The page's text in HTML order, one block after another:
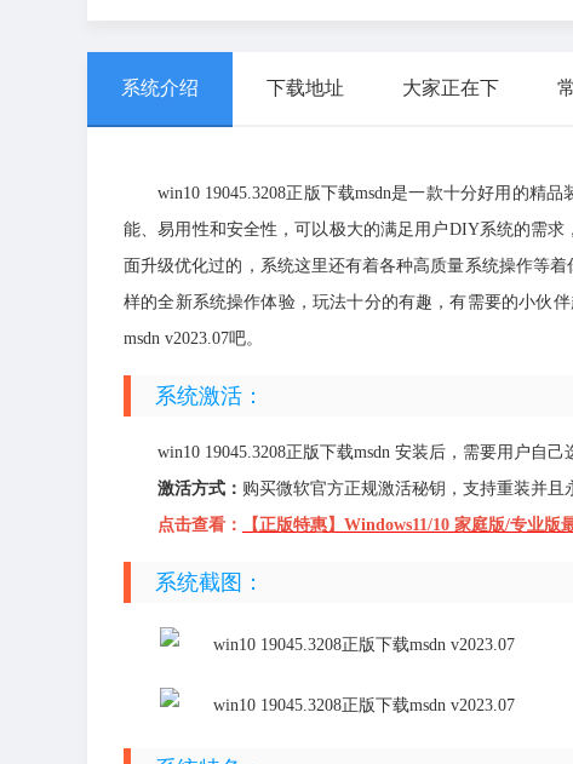
系统介绍 下载地址 大家正在下
win10 19045.3208正版下载msdn是一款十分好用的精
能、易用性和安全性，可以极大的满足用户DIY系统的需
面升级优化过的，系统这里还有着各种高质量系统操作等
样的全新系统操作体验，玩法十分的有趣，有需要的小伙
msdn v2023.07吧。
系统激活：
win10 19045.3208正版下载msdn 安装后，需要用户自
激活方式： 购买微软官方正规激活秘钥，支持重装并且
点击查看：
【正版特惠】Windows11/10 家庭版/专业版
系统截图：